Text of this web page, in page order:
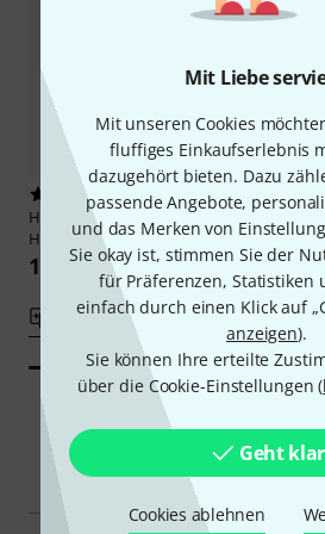
Mit Liebe
Mit unseren Cookies
fluffiges Einkaufserlebnis
dazugehört bieten. Dazu
passende Angebote,
und das Merken von
Sie okay ist, stimmen Sie der
für Präferenzen, Statistiken
einfach durch einen Klick auf
anzeigen).
Sie können Ihre erteilte
über die Cookie-Einstellungen (
Geht klar
Cookies ablehnen
Höfner
Tuning Machines 62
H61/74B
149 €
Vergleichen
149 €
Smart